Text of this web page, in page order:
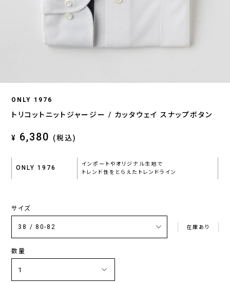
ONLY 1976
トリコットニットジャージー / カッタウェイ スナップボタン
¥ 6,380 (税込)
ONLY 1976
インポートやオリジナル生地で
トレンド性をとらえたトレンドライン
サイズ
在庫あり
数量